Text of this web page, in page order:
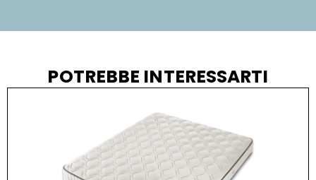
POTREBBE INTERESSARTI